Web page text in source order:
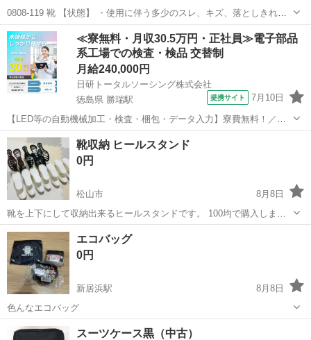
0808-119 靴 【状態】 ・使用に伴う多少のスレ、キズ、落としきれな
い汚れなどございます ・詳細は現地でご確認ください ・お値引きは出
来かねますのでご了承願います ※中古品のため、状態についてはご理
解...
愛媛 松山市 靴 現地
≪寮無料・月収30.5万円・正社員≫電子部品
系工場での検査・検品 交替制
月給240,000円
日研トータルソーシング株式会社
徳島県 勝瑞駅
提携サイト 7月10日
【LED等の自動機械加工・検査・梱包・データ入力】寮費無料！／年
間休日は130日以上／未経験OK！ お仕事について スマートフォンやパ
ソコン、車などに使われるLED等の電子部品の製造とそれに付帯する
作業になります。①部品を...
徳島 鳴門市 勝瑞駅
靴収納 ヒールスタンド
0円
松山市
8月8日
靴を上下にして収納出来るヒールスタンドです。 100均で購入しまし
た。 綺麗です。 全部で12個あります。 お渡し場所は相談で決めま
す。 近くまでお伺いすることも場所によって可能です。
愛媛 松山市
エコバッグ
0円
新居浜駅
8月8日
色んなエコバッグ
愛媛 新居浜市 バッグ
スーツケース黒（中古）